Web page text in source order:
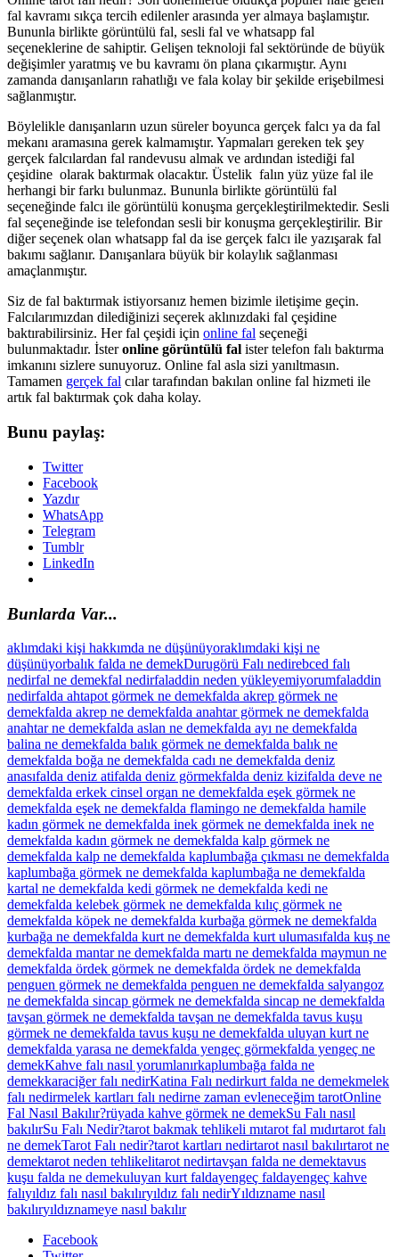
fal kavramı sıkça tercih edilenler arasında yer almaya başlamıştır.
Bununla birlikte görüntülü fal, sesli fal ve whatsapp fal
seçeneklerine de sahiptir. Gelişen teknoloji fal sektöründe de büyük
değişimler yaratmış ve bu kavramı ön plana çıkarmıştır. Aynı
zamanda danışanların rahatlığı ve fala kolay bir şekilde erişebilmesi
sağlanmıştır.
Böylelikle danışanların uzun süreler boyunca gerçek falcı ya da fal
mekanı aramasına gerek kalmamıştır. Yapmaları gereken tek şey
gerçek falcılardan fal randevusu almak ve ardından istediği fal
çeşidine olarak baktırmak olacaktır. Üstelik falın yüz yüze fal ile
herhangi bir farkı bulunmaz. Bununla birlikte görüntülü fal
seçeneğinde falcı ile görüntülü konuşma gerçekleştirilmektedir. Sesli
fal seçeneğinde ise telefondan sesli bir konuşma gerçekleştirilir. Bir
diğer seçenek olan whatsapp fal da ise gerçek falcı ile yazışarak fal
bakımı sağlanır. Danışanlara büyük bir kolaylık sağlanması
amaçlanmıştır.
Siz de fal baktırmak istiyorsanız hemen bizimle iletişime geçin.
Falcılarımızdan dilediğinizi seçerek aklınızdaki fal çeşidine
baktırabilirsiniz. Her fal çeşidi için online fal seçeneği
bulunmaktadır. İsteronline görüntülü fal ister telefon falı baktırma
imkanını sizlere sunuyoruz. Online fal asla sizi yanıltmasın.
Tamamen gerçek fal cılar tarafından bakılan online fal hizmeti ile
artık fal baktırmak çok daha kolay.
Bunu paylaş:
Twitter
Facebook
Yazdır
WhatsApp
Telegram
Tumblr
LinkedIn
Bunlarda Var...
aklımdaki kişi hakkımda ne düşünüyoraklımdaki kişi ne
düşünüyorbalık falda ne demekDurugörü Falı nedirebced falı
nedirfal ne demekfal nedirfaladdin neden yükleyemiyorumfaladdin
nedirfalda ahtapot görmek ne demekfalda akrep görmek ne
demekfalda akrep ne demekfalda anahtar görmek ne demekfalda
anahtar ne demekfalda aslan ne demekfalda ayı ne demekfalda
balina ne demekfalda balık görmek ne demekfalda balık ne
demekfalda boğa ne demekfalda cadı ne demekfalda deniz
anasıfalda deniz atifalda deniz görmekfalda deniz kizifalda deve ne
demekfalda erkek cinsel organ ne demekfalda eşek görmek ne
demekfalda eşek ne demekfalda flamingo ne demekfalda hamile
kadın görmek ne demekfalda inek görmek ne demekfalda inek ne
demekfalda kadın görmek ne demekfalda kalp görmek ne
demekfalda kalp ne demekfalda kaplumbağa çıkması ne demekfalda
kaplumbağa görmek ne demekfalda kaplumbağa ne demekfalda
kartal ne demekfalda kedi görmek ne demekfalda kedi ne
demekfalda kelebek görmek ne demekfalda kılıç görmek ne
demekfalda köpek ne demekfalda kurbağa görmek ne demekfalda
kurbağa ne demekfalda kurt ne demekfalda kurt ulumasıfalda kuş ne
demekfalda mantar ne demekfalda martı ne demekfalda maymun ne
demekfalda ördek görmek ne demekfalda ördek ne demekfalda
penguen görmek ne demekfalda penguen ne demekfalda salyangoz
ne demekfalda sincap görmek ne demekfalda sincap ne demekfalda
tavşan görmek ne demekfalda tavşan ne demekfalda tavus kuşu
görmek ne demekfalda tavus kuşu ne demekfalda uluyan kurt ne
demekfalda yarasa ne demekfalda yengeç görmekfalda yengeç ne
demekKahve falı nasıl yorumlanırkaplumbağa falda ne
demekkaraciğer falı nedirKatina Falı nedirkurt falda ne demekmelek
falı nedirmelek kartları falı nedirne zaman evleneceğim tarotOnline
Fal Nasıl Bakılır?rüyada kahve görmek ne demekSu Falı nasıl
bakılırSu Falı Nedir?tarot bakmak tehlikeli mıtarot fal mıdırtarot falı
ne demekTarot Falı nedir?tarot kartları nedirtarot nasıl bakılırtarot ne
demektarot neden tehlikelitarot nedirtavşan falda ne demektavus
kuşu falda ne demekuluyan kurt faldayengeç faldayengeç kahve
falıyıldız falı nasıl bakılıryıldız falı nedirYıldızname nasıl
bakılıryıldıznameye nasıl bakılır
Facebook